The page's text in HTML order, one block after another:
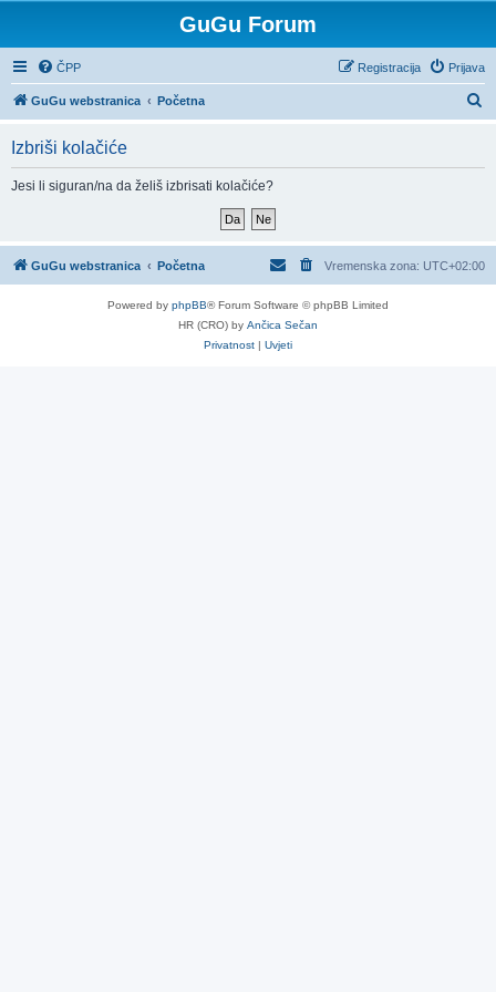
GuGu Forum
ČPP Prijava
Registracija
GuGu webstranica Početna
n
Izbriši kolačiće
Jesi li siguran/na da želiš izbrisati kolačiće?
GuGu webstranica Početna Vremenska zona: UTC+02:00
Powered by phpBB® Forum Software © phpBB Limited
HR (CRO) by Ančica Sečan
Privatnost | Uvjeti